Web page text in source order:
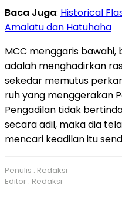
Baca Juga: Historical
Amalatu dan Hatuhaha
MCC menggaris bawahi,
adalah menghadirkan
sekedar memutus
ruh yang menggerakan
Pengadilan tidak
secara adil, maka dia
mencari keadilan itu
Penulis : Redaksi
Editor : Redaksi